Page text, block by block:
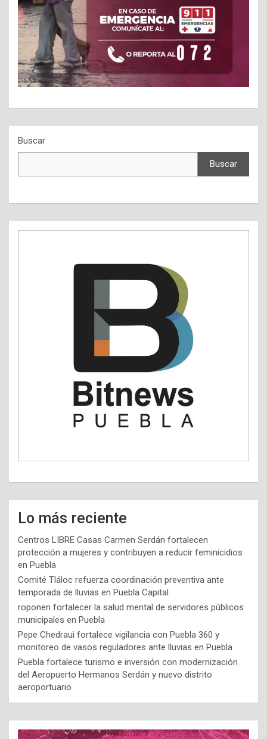
Buscar
Buscar
Lo más reciente
Centros LIBRE Casas Carmen Serdán fortalecen
protección a mujeres y contribuyen a reducir feminicidios
en Puebla
Comité Tláloc refuerza coordinación preventiva ante
temporada de lluvias en Puebla Capital
roponen fortalecer la salud mental de servidores públicos
municipales en Puebla
Pepe Chedraui fortalece vigilancia con Puebla 360 y
monitoreo de vasos reguladores ante lluvias en Puebla
Puebla fortalece turismo e inversión con modernización
del Aeropuerto Hermanos Serdán y nuevo distrito
aeroportuario